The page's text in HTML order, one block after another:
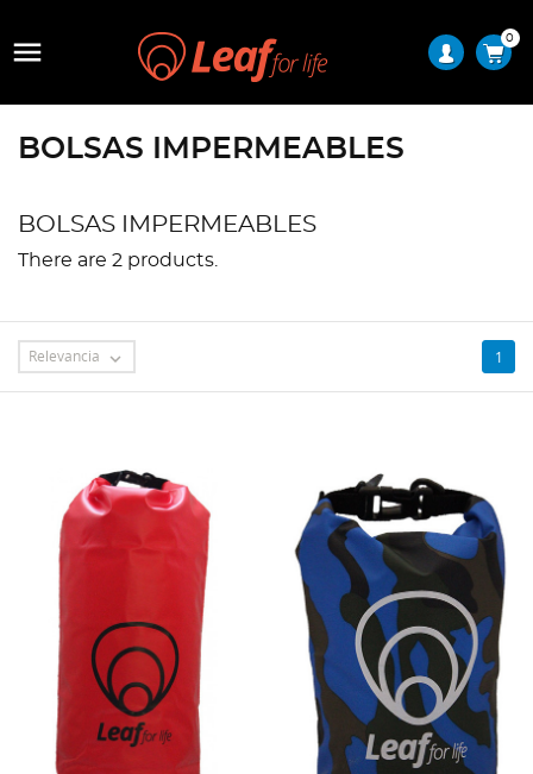
 0
BOLSAS IMPERMEABLES
BOLSAS IMPERMEABLES
There are 2 products.
Relevancia  1